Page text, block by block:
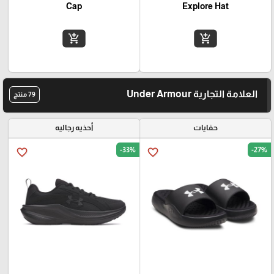
Explore Hat
add_shopping_cart
Cap
add_shopping_cart
العلامة التجارية Under Armour 79 منتج
حفايات
favorite_border -27%
أحذيه رجاليه
favorite_border -33%